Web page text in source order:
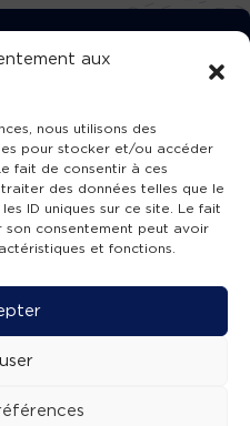
aux
nous utilisons des
pour stocker et/ou accéder
fait de consentir à ces
des données telles que le
ID uniques sur ce site. Le fait
son consentement peut avoir
et fonctions.
TVBA !
NOUS !